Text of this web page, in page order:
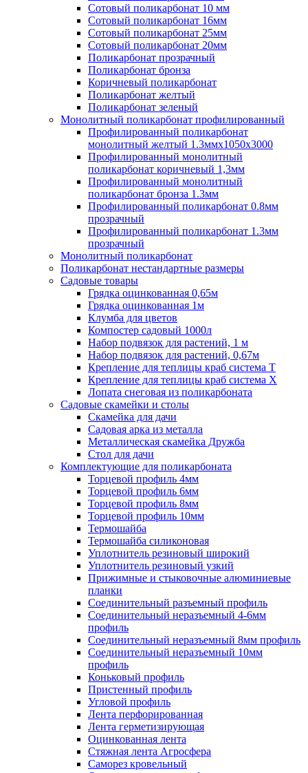
Сотовый поликарбонат 10 мм
Сотовый поликарбонат 16мм
Сотовый поликарбонат 25мм
Сотовый поликарбонат 20мм
Поликарбонат прозрачный
Поликарбонат бронза
Коричневый поликарбонат
Поликарбонат желтый
Поликарбонат зеленый
Монолитный поликарбонат профилированный
Профилированный поликарбонат
монолитный желтый 1.3ммх1050х3000
Профилированный монолитный
поликарбонат коричневый 1,3мм
Профилированный монолитный
поликарбонат бронза 1.3мм
Профилированный поликарбонат 0.8мм
прозрачный
Профилированный поликарбонат 1.3мм
прозрачный
Монолитный поликарбонат
Поликарбонат нестандартные размеры
Садовые товары
Грядка оцинкованная 0,65м
Грядка оцинкованная 1м
Клумба для цветов
Компостер садовый 1000л
Набор подвязок для растений, 1 м
Набор подвязок для растений, 0,67м
Крепление для теплицы краб система Т
Крепление для теплицы краб система Х
Лопата снеговая из поликарбоната
Садовые скамейки и столы
Скамейка для дачи
Садовая арка из металла
Металлическая скамейка Дружба
Стол для дачи
Комплектующие для поликарбоната
Торцевой профиль 4мм
Торцевой профиль 6мм
Торцевой профиль 8мм
Торцевой профиль 10мм
Термошайба
Термошайба силиконовая
Уплотнитель резиновый широкий
Уплотнитель резиновый узкий
Прижимные и стыковочные алюминиевые
планки
Соединительный разъемный профиль
Соединительный неразъемный 4-6мм
профиль
Соединительный неразъемный 8мм профиль
Соединительный неразъемный 10мм
профиль
Коньковый профиль
Пристенный профиль
Угловой профиль
Лента перфорированная
Лента герметизирующая
Оцинкованная лента
Стяжная лента Агросфера
Саморез кровельный